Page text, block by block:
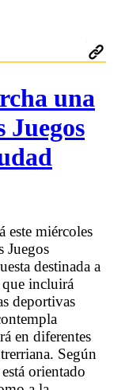
una
Juegos
este miércoles
Juegos
destinada a
que incluirá
deportivas
en diferentes
Según
orientado